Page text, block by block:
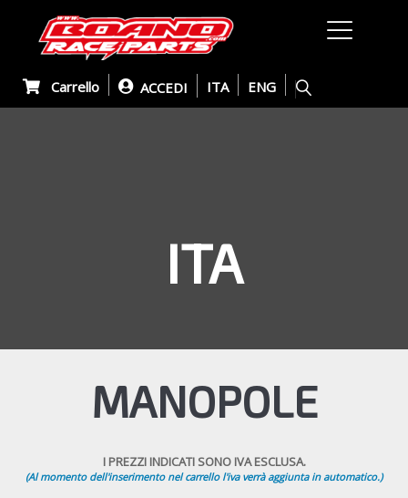
Carrello ACCEDI ITA ENG
ITA
MANOPOLE
I PREZZI INDICATI SONO IVA ESCLUSA.
(Al momento dell'inserimento nel carrello l'iva verrà aggiunta in automatico.)